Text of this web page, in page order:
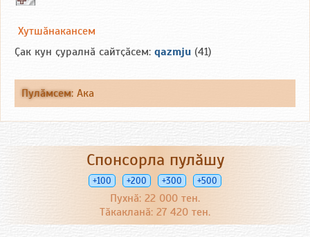
Хутшӑнакансем
Ҫак кун ҫуралнӑ сайтҫӑсем: qazmju (41)
Пулӑмсем: Ака
Спонсорла пулӑшу
+100 +200 +300 +500
Пухнӑ: 22 000 тен.
Тӑкакланӑ: 27 420 тен.